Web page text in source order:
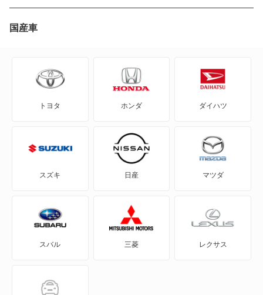
740
760 エステート
940 エステート
国産車
トヨタ ホンダ ダイハツ
スズキ 日産 マツダ
スバル 三菱 レクサス